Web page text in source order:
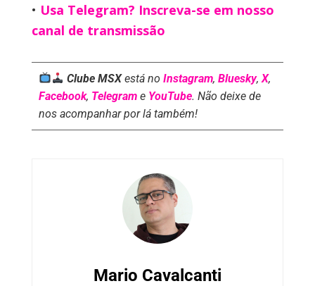
• Usa Telegram? Inscreva-se em nosso
canal de transmissão
Clube MSXestá noInstagram,Bluesky,X,
Facebook, Telegrame YouTube. Não deixe de
nos acompanhar por lá também!
Mario Cavalcanti